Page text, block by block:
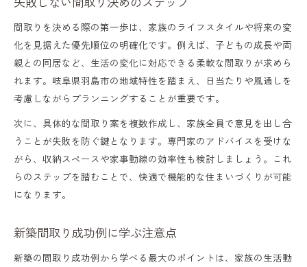
間取りを決める際の第一歩は、家族のライフスタイルや将来の変
化を見据えた優先順位の明確化です。例えば、子どもの成長や両
親との同居など、生活の変化に対応できる柔軟な間取りが求めら
れます。岐阜県羽島市の地域特性を踏まえ、日当たりや風通しを
考慮しながらプランニングすることが重要です。
次に、具体的な間取り案を複数作成し、家族全員で意見を出し合
うことが失敗を防ぐ鍵となります。専門家のアドバイスを受けな
がら、収納スペースや家事動線の効率性も検討しましょう。これ
らのステップを踏むことで、快適で機能的な住まいづくりが可能
になります。
新築間取り成功例に学ぶ注意点
新築の間取り成功例から学べる最大のポイントは、家族の生活動